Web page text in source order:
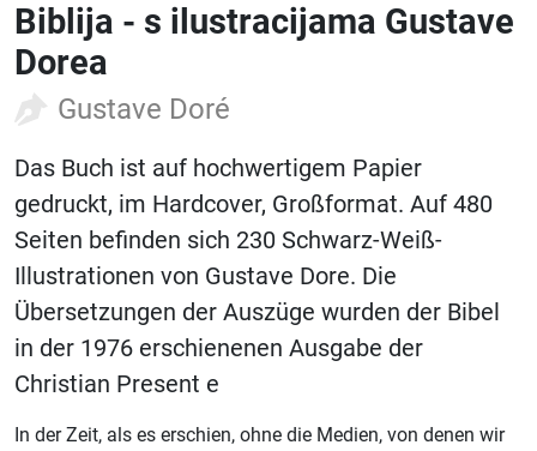
Biblija - s ilustracijama Gustave
Dorea
Gustave Doré
Das Buch ist auf hochwertigem Papier
gedruckt, im Hardcover, Großformat. Auf 480
Seiten befinden sich 230 Schwarz-Weiß-
Illustrationen von Gustave Dore. Die
Übersetzungen der Auszüge wurden der Bibel
in der 1976 erschienenen Ausgabe der
Christian Present e
In der Zeit, als es erschien, ohne die Medien, von denen wir